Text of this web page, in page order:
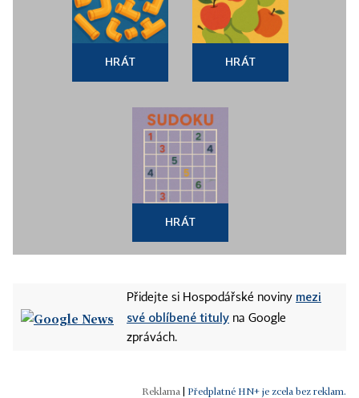
HRÁT HRÁT
HRÁT
Přidejte si Hospodářské noviny mezi
své oblíbené tituly na Google
zprávách.
Předplatné HN+ je zcela bez reklam.